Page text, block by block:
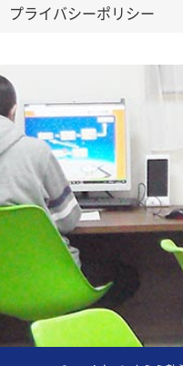
プライバシーポリシー